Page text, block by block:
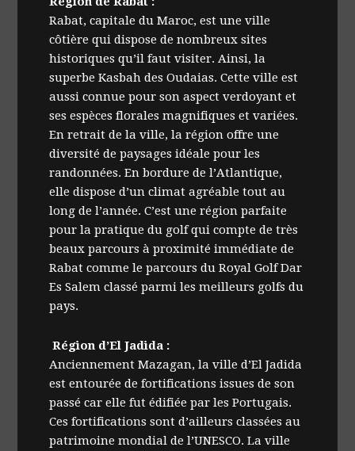
Rabat, capitale du Maroc, est une ville
côtière qui dispose de nombreux sites
historiques qu’il faut visiter. Ainsi, la
superbe Kasbah des Oudaias. Cette ville est
aussi connue pour son aspect verdoyant et
ses espèces florales magnifiques et variées.
En retrait de la ville, la région offre une
diversité de paysages idéale pour les
randonnées. En bordure de l’Atlantique,
elle dispose d’un climat agréable tout au
long de l’année. C’est une région parfaite
pour la pratique du golf qui compte de très
beaux parcours à proximité immédiate de
Rabat comme le parcours du Royal Golf Dar
Es Salem classé parmi les meilleurs golfs du
pays.
Région d’El Jadida :
Anciennement Mazagan, la ville d’El Jadida
est entourée de fortifications issues de son
passé car elle fut édifiée par les Portugais.
Ces fortifications sont d’ailleurs classées au
patrimoine mondial de l’UNESCO. La ville